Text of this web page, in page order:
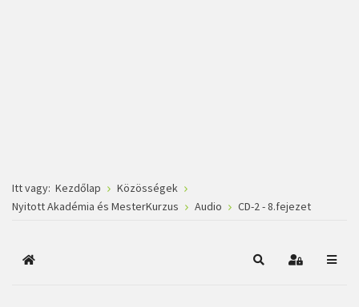
Itt vagy: Kezdőlap
Közösségek
Nyitott Akadémia és MesterKurzus
Audio CD-2 - 8.fejezet
Főoldal Keresés